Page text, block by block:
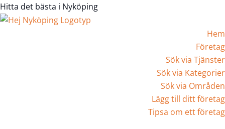
Hitta det bästa i Nyköping
Hem
Företag
Sök via Tjänster
Sök via Kategorier
Sök via Områden
Lägg till ditt företag
Tipsa om ett företag